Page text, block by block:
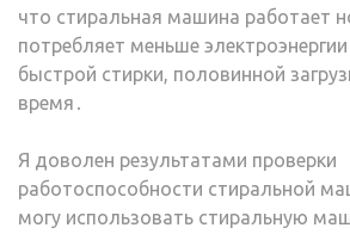
что стиральная машина работает
потребляет меньше
быстрой стирки, половинной
время․
Я доволен результатами проверки
работоспособности стиральной
могу использовать стиральную